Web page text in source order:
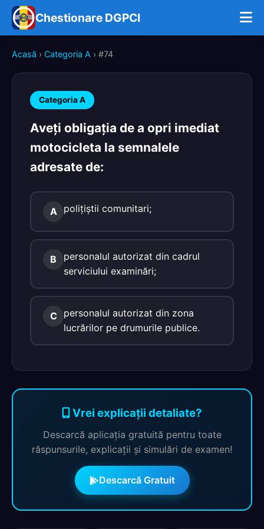
Chestionare DGPCI
Acasă › Categoria A › #74
Categoria A
Aveţi obligaţia de a opri imediat
motocicleta la semnalele
adresate de:
A poliţiştii comunitari;
B
personalul autorizat din cadrul
serviciului examinări;
C
personalul autorizat din zona
lucrărilor pe drumurile publice.
Vrei explicații detaliate?
Descarcă aplicația gratuită pentru toate
răspunsurile, explicații și simulări de examen!
Descarcă Gratuit